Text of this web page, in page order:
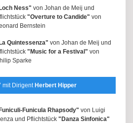
Ness" von Johan de Meij und
"Overture to Candide" von
Bernstein
Quintessenza" von Johan de Meij und
"Music for a Festival" von
Sparke
mit Dirigent Herbert Hipper
Funicula Rhapsody" von Luigi
und Pflichtstück "Danza Sinfonica"